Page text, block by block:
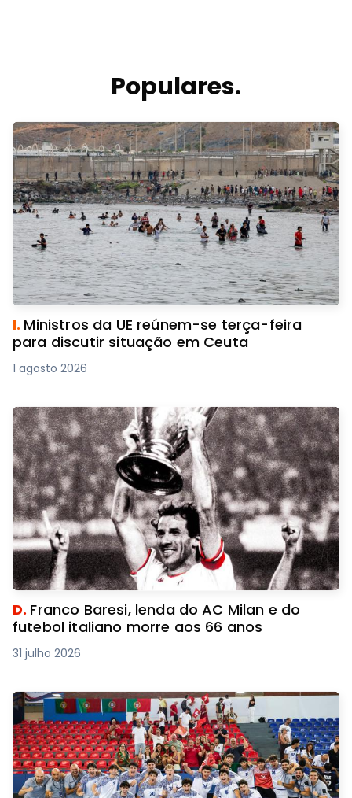
Populares.
I. Ministros da UE reúnem-se terça-feira
para discutir situação em Ceuta
1 agosto 2026
D. Franco Baresi, lenda do AC Milan e do
futebol italiano morre aos 66 anos
31 julho 2026